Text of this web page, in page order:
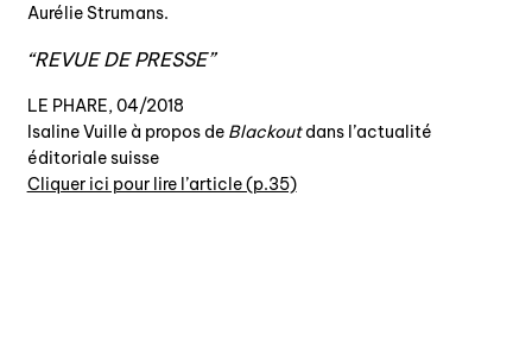
Aurélie Strumans.
REVUE DE PRESSE
LE PHARE, 04/2018
Isaline Vuille à propos de Blackoutdans l’actualité
éditoriale suisse
Cliquer ici pour lire l’article (p.35)